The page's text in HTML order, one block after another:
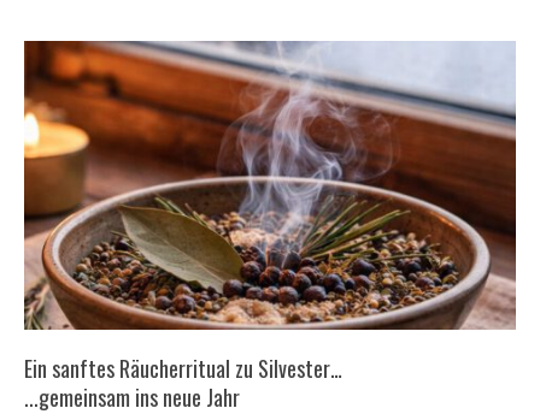
Ein sanftes Räucherritual zu Silvester…
...gemeinsam ins neue Jahr